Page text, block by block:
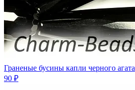
Граненые бусины капли черного агата
90 ₽